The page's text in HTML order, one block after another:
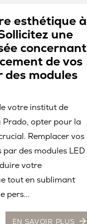
esthétique à
une
concernant
de vos
des modules
votre institut de
Prado, opter pour la
Remplacer vos
des modules LED
votre
tout en sublimant
pers...
EN SAVOIR PLUS